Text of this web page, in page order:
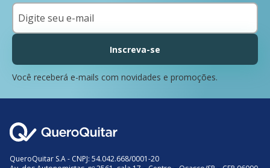
Inscreva-se
Você receberá e-mails com novidades e promoções.
QueroQuitar S.A - CNPJ: 54.042.668/0001-20